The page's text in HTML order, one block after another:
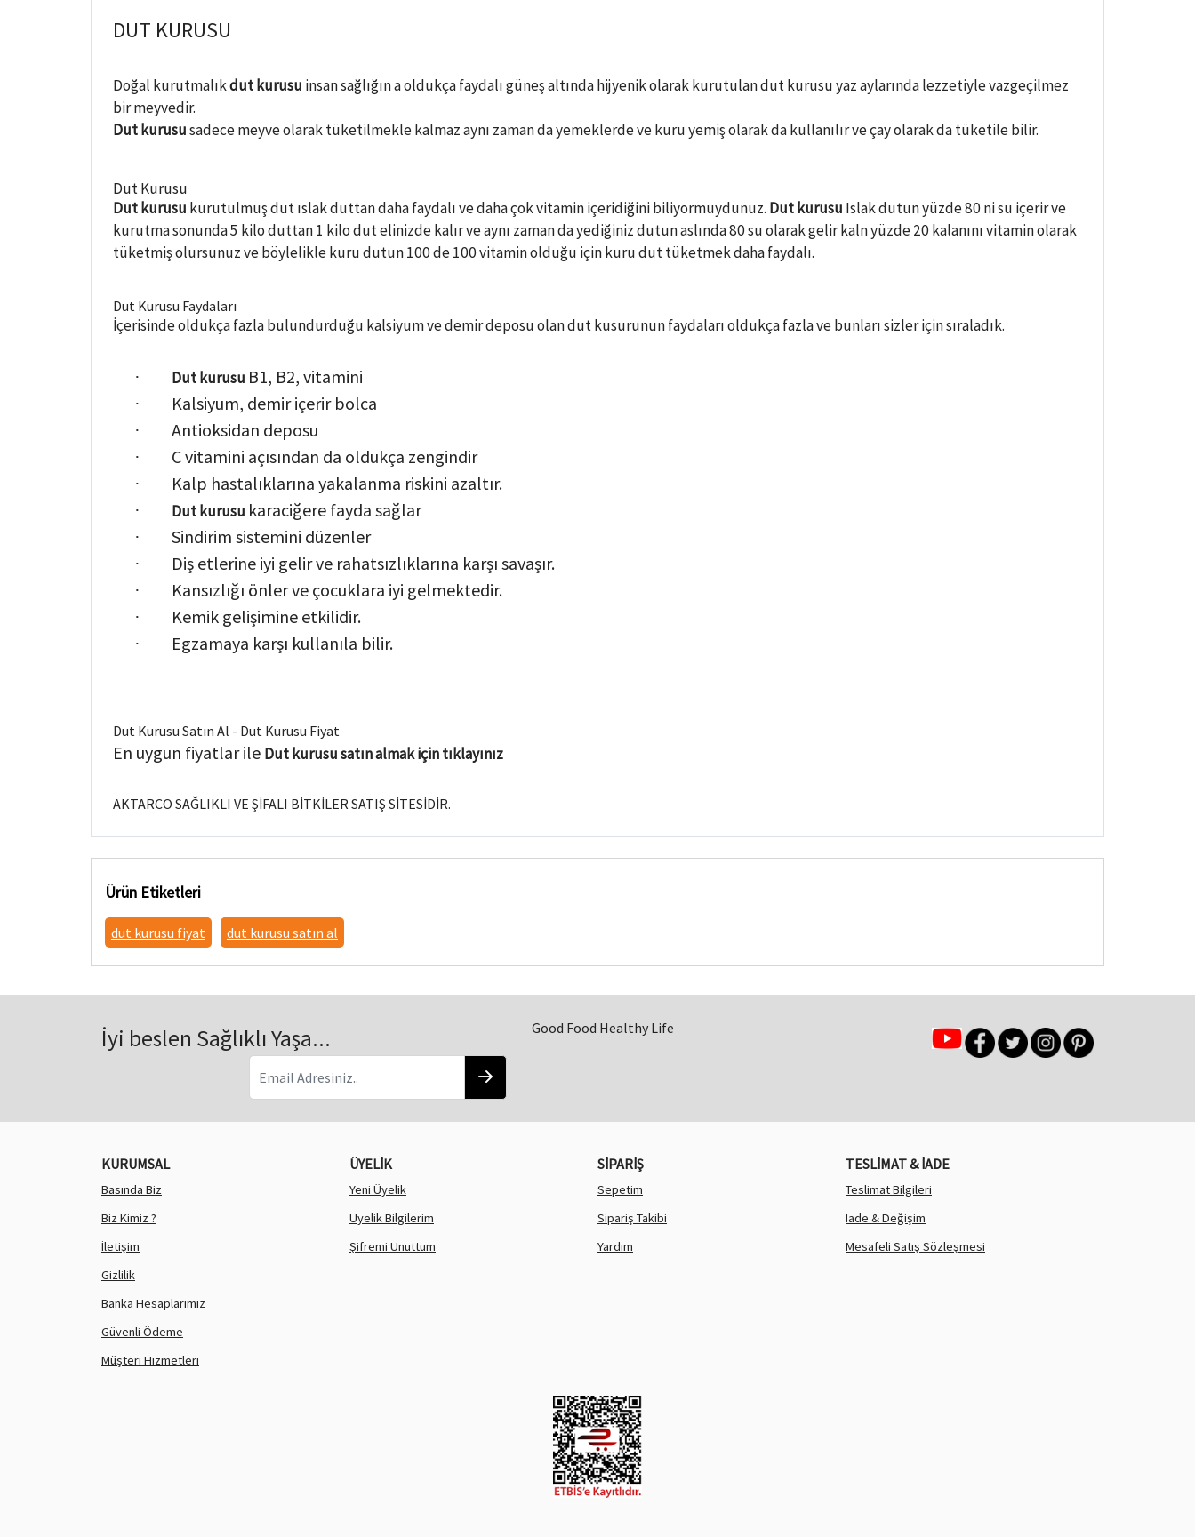
DUT KURUSU
Doğal kurutmalıkdut kurusu insan sağlığın a oldukça faydalı güneş altında hijyenik olarak kurutulan dut kurusu yaz aylarında lezzetiyle vazgeçilmez
bir meyvedir.
Dut kurususadece meyve olarak tüketilmekle kalmaz aynı zaman da yemeklerde ve kuru yemiş olarak da kullanılır ve çay olarak da tüketile bilir.
Dut Kurusu
Dut kurusu kurutulmuş dut ıslak duttan daha faydalı ve daha çok vitamin içeridiğini biliyormuydunuz. Dut kurusu Islak dutun yüzde 80 ni su içerir ve
kurutma sonunda 5 kilo duttan 1 kilo dut elinizde kalır ve aynı zaman da yediğiniz dutun aslında 80 su olarak gelir kaln yüzde 20 kalanını vitamin olarak
tüketmiş olursunuz ve böylelikle kuru dutun 100 de 100 vitamin olduğu için kuru dut tüketmek daha faydalı.
Dut Kurusu Faydaları
İçerisinde oldukça fazla bulundurduğu kalsiyum ve demir deposu olan dut kusurunun faydaları oldukça fazla ve bunları sizler için sıraladık.
· Dut kurusu B1, B2, vitamini
· Kalsiyum, demir içerir bolca
· Antioksidan deposu
· C vitamini açısından da oldukça zengindir
· Kalp hastalıklarına yakalanma riskini azaltır.
· Dut kurusu karaciğere fayda sağlar
· Sindirim sistemini düzenler
· Diş etlerine iyi gelir ve rahatsızlıklarına karşı savaşır.
· Kansızlığı önler ve çocuklara iyi gelmektedir.
· Kemik gelişimine etkilidir.
· Egzamaya karşı kullanıla bilir.
Dut Kurusu Satın Al - Dut Kurusu Fiyat
En uygun fiyatlar ile Dut kurusu satın almak için tıklayınız
AKTARCO SAĞLIKLI VE ŞİFALI BİTKİLER SATIŞ SİTESİDİR.
Ürün Etiketleri
dut kurusu fiyat dut kurusu satın al
İyi beslen Sağlıklı Yaşa... Good Food Healthy Life
KURUMSAL
Basında Biz
Biz Kimiz ?
İletişim
Gizlilik
Banka Hesaplarımız
Güvenli Ödeme
Müşteri Hizmetleri
ÜYELİK
Yeni Üyelik
Üyelik Bilgilerim
Şifremi Unuttum
SİPARİŞ
Sepetim
Sipariş Takibi
Yardım
TESLİMAT & İADE
Teslimat Bilgileri
İade & Değişim
Mesafeli Satış Sözleşmesi